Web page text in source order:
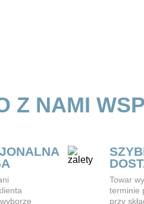
Z NAMI
Towar
terminie
przy